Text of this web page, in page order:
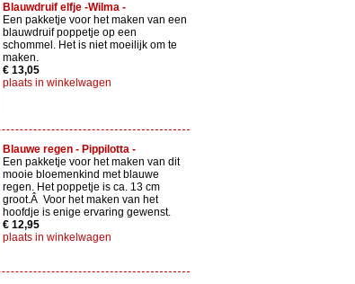
Blauwdruif elfje -Wilma -
Een pakketje voor het maken van een
blauwdruif poppetje op een
schommel. Het is niet moeilijk om te
maken.
€ 13,05
plaats in winkelwagen
Blauwe regen - Pippilotta -
Een pakketje voor het maken van dit
mooie bloemenkind met blauwe
regen. Het poppetje is ca. 13 cm
groot.Â Voor het maken van het
hoofdje is enige ervaring gewenst.
€ 12,95
plaats in winkelwagen